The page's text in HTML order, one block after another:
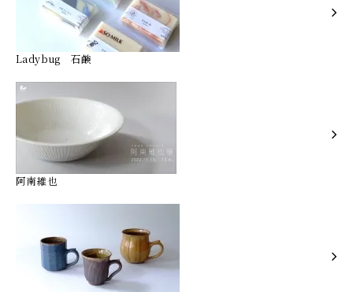
Ladybug 石鹸
阿南維也